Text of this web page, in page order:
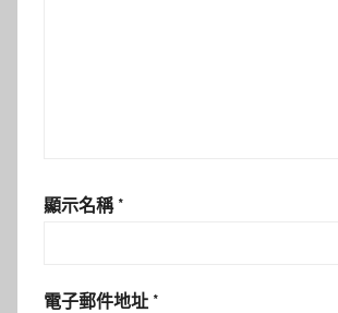
顯示名稱 *
電子郵件地址 *